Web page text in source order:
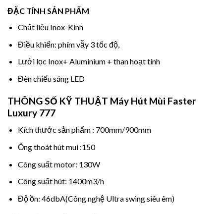
ĐẶC TÍNH SẢN PHẨM
Chất liệu Inox-Kính
Điều khiển: phím vẫy 3 tốc độ,
Lưới lọc Inox+ Aluminium + than hoạt tính
Đèn chiếu sáng LED
THÔNG SỐ KỸ THUẬT Máy Hút Mùi Faster
Luxury 777
Kích thước sản phẩm : 700mm/900mm
Ống thoát hút mui :150
Công suất motor: 130W
Công suất hút: 1400m3/h
Độ ồn: 46dbA(Công nghệ Ultra swing siêu êm)